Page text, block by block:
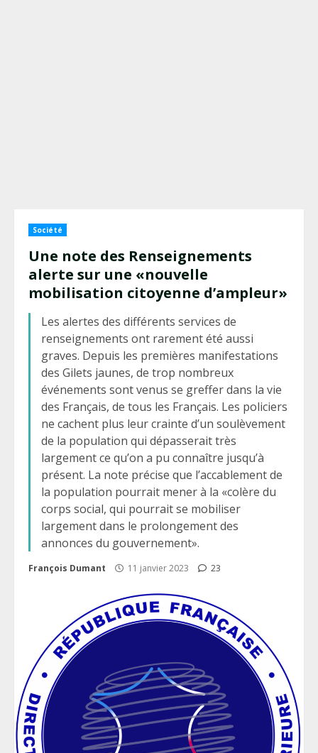
Société
Une note des Renseignements
alerte sur une «nouvelle
mobilisation citoyenne d’ampleur»
Les alertes des différents services de
renseignements ont rarement été aussi
graves. Depuis les premières manifestations
des Gilets jaunes, de trop nombreux
événements sont venus se greffer dans la vie
des Français, de tous les Français. Les policiers
ne cachent plus leur crainte d’un soulèvement
de la population qui dépasserait très
largement ce qu’on a pu connaître jusqu’à
présent. La note précise que l’accablement de
la population pourrait mener à la «colère du
corps social, qui pourrait se mobiliser
largement dans le prolongement des
annonces du gouvernement».
François Dumant 11 janvier 2023 23